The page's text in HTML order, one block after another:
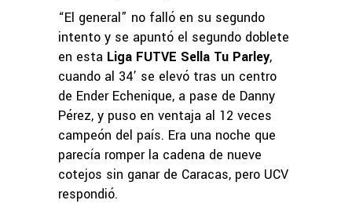
“El general” no falló en su segundo
intento y se apuntó el segundo doblete
en esta Liga FUTVE Sella Tu Parley,
cuando al 34’ se elevó tras un centro
de Ender Echenique, a pase de Danny
Pérez, y puso en ventaja al 12 veces
campeón del país. Era una noche que
parecía romper la cadena de nueve
cotejos sin ganar de Caracas, pero UCV
respondió.